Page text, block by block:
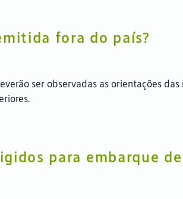
fora do país?
ser observadas as orientações
para embarque